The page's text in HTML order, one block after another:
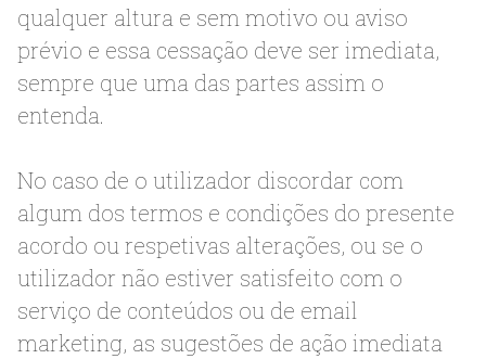
qualquer altura e sem motivo ou aviso
prévio e essa cessação deve ser imediata,
sempre que uma das partes assim o
entenda.
No caso de o utilizador discordar com
algum dos termos e condições do presente
acordo ou respetivas alterações, ou se o
utilizador não estiver satisfeito com o
serviço de conteúdos ou de email
marketing, as sugestões de ação imediata